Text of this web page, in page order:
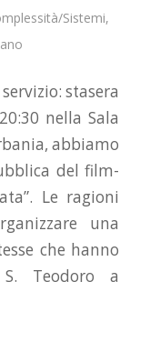
Sistemi,
stasera
nella Sala
abbiamo
del film-
Le ragioni
una
che hanno
Teodoro a